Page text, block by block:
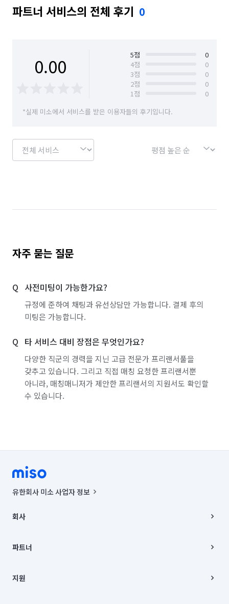
파트너 서비스의 전체 후기 0
0.00 5점
0
4점
0
3점
0
2점
0
1점
0
*실제 미소에서 서비스를 받은 이용자들의 후기입니다.
자주 묻는 질문
사전미팅이 가능한가요?
규정에 준하여 채팅과 유선상담만 가능합니다. 결제 후의
미팅은 가능합니다.
타 서비스 대비 장점은 무엇인가요?
다양한 직군의 경력을 지닌 고급 전문가 프리랜서풀을
갖추고 있습니다. 그리고 직접 매칭 요청한 프리랜서뿐
아니라, 매칭매니저가 제안한 프리랜서의 지원서도 확인할
수 있습니다.
유한회사 미소 사업자 정보
00019 |
주소 | 본사: 서울특별시 종로구 율곡로 6(중학동, 트윈트리빌딩) B동 5층
컨택센터 : 서울특별시 종로구 수송동 율곡로 24, 7층, 8층 미소
상품, 상품정보, 거래에 관한 의무와 책임은 거래당사자에게 있습니다.
언론 보도 관련 문의:
회사
채용
파트너
이사
지원